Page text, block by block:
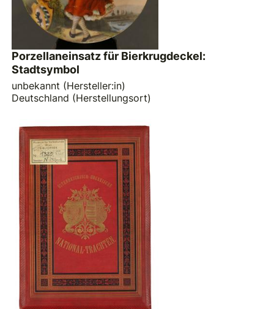
Porzellaneinsatz für Bierkrugdeckel:
Stadtsymbol
unbekannt (Hersteller:in)
Deutschland (Herstellungsort)